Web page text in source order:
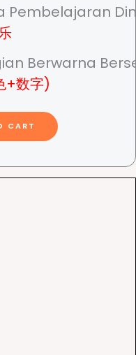
Pembelajaran
Berwarna
+数字)
CART